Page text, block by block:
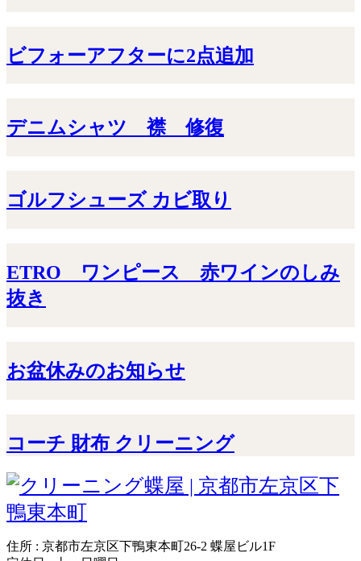
ビフォーアフターに2点追加
デニムシャツ 襟 修復
ゴルフシューズ カビ取り
ETRO ワンピース 赤ワインのしみ
抜き
お盆休みのお知らせ
コーチ 財布 クリーニング
住所 : 京都市左京区下鴨東本町26-2 蝶屋ビル1F